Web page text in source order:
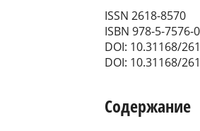
ISSN 2618-8570
ISBN 978-5-7576-
DOI: 10.31168/
DOI: 10.31168/
Содержание